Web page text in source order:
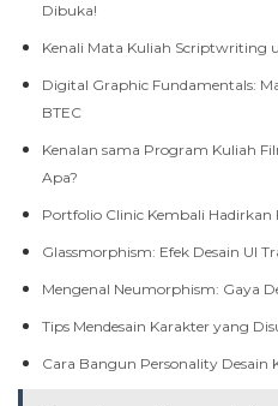
Dibuka!
Kenali Mata Kuliah Scriptwriting
Digital Graphic Fundamentals:
BTEC
Kenalan sama Program Kuliah
Apa?
Portfolio Clinic Kembali Hadirkan
Glassmorphism: Efek Desain UI
Mengenal Neumorphism: Gaya
Tips Mendesain Karakter yang
Cara Bangun Personality